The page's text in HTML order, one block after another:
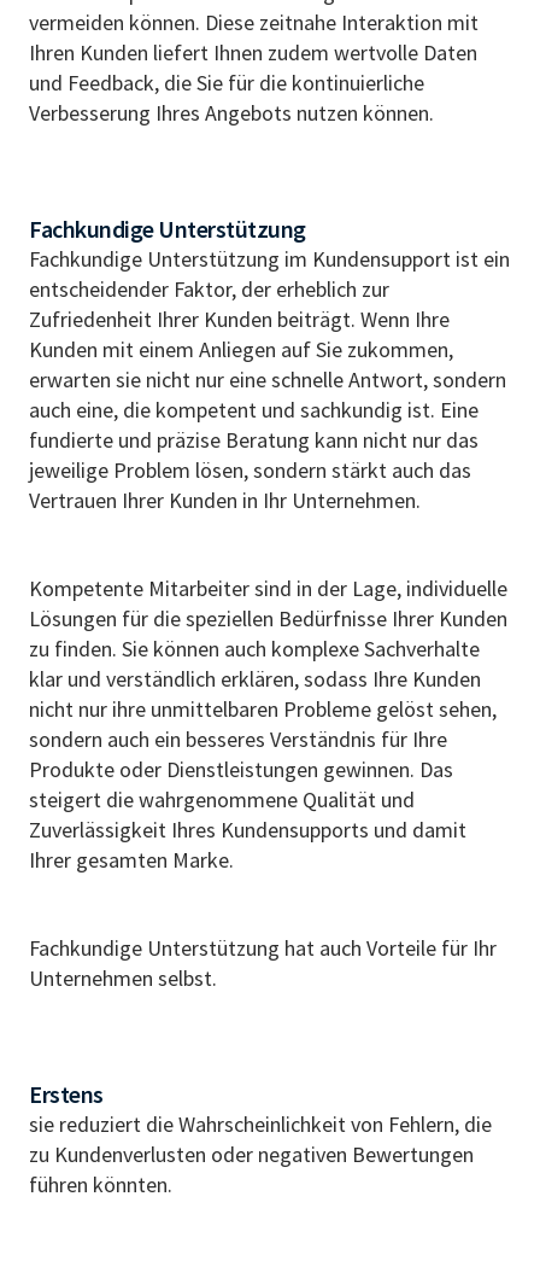
vermeiden können. Diese zeitnahe Interaktion mit
Ihren Kunden liefert Ihnen zudem wertvolle Daten
und Feedback, die Sie für die kontinuierliche
Verbesserung Ihres Angebots nutzen können.
Fachkundige Unterstützung
Fachkundige Unterstützung im Kundensupport ist ein
entscheidender Faktor, der erheblich zur
Zufriedenheit Ihrer Kunden beiträgt. Wenn Ihre
Kunden mit einem Anliegen auf Sie zukommen,
erwarten sie nicht nur eine schnelle Antwort, sondern
auch eine, die kompetent und sachkundig ist. Eine
fundierte und präzise Beratung kann nicht nur das
jeweilige Problem lösen, sondern stärkt auch das
Vertrauen Ihrer Kunden in Ihr Unternehmen.
Kompetente Mitarbeiter sind in der Lage, individuelle
Lösungen für die speziellen Bedürfnisse Ihrer Kunden
zu finden. Sie können auch komplexe Sachverhalte
klar und verständlich erklären, sodass Ihre Kunden
nicht nur ihre unmittelbaren Probleme gelöst sehen,
sondern auch ein besseres Verständnis für Ihre
Produkte oder Dienstleistungen gewinnen. Das
steigert die wahrgenommene Qualität und
Zuverlässigkeit Ihres Kundensupports und damit
Ihrer gesamten Marke.
Fachkundige Unterstützung hat auch Vorteile für Ihr
Unternehmen selbst.
Erstens
sie reduziert die Wahrscheinlichkeit von Fehlern, die
zu Kundenverlusten oder negativen Bewertungen
führen könnten.